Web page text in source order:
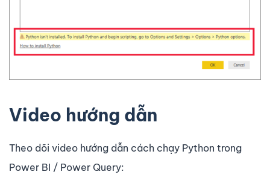
Video hướng dẫn
Theo dõi video hướng dẫn cách chạy Python trong
Power BI / Power Query: